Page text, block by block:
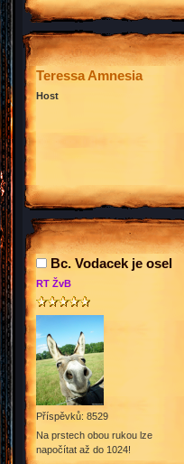
Teressa Amnesia
Host
Bc. Vodacek je osel
RT ŽvB
Příspěvků: 8529
Na prstech obou rukou lze
napočítat až do 1024!